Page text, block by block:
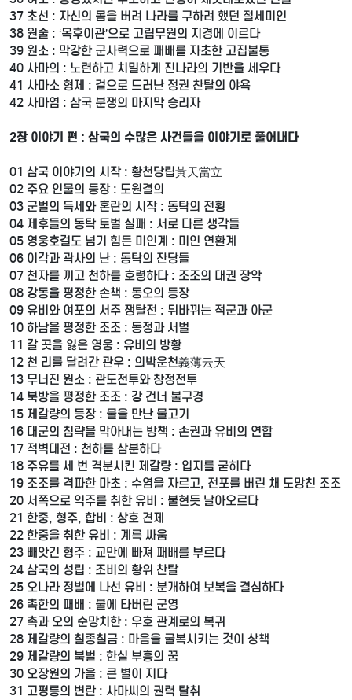
37 초선 : 자신의 몸을 버려 나라를 구하려 했던 절세미인
38 원술 : ‘목후이관’으로 고립무원의 지경에 이르다
39 원소 : 막강한 군사력으로 패배를 자초한 고집불통
40 사마의 : 노련하고 치밀하게 진나라의 기반을 세우다
41 사마소 형제 : 겉으로 드러난 정권 찬탈의 야욕
42 사마염 : 삼국 분쟁의 마지막 승리자
2장 이야기 편 : 삼국의 수많은 사건들을 이야기로 풀어내다
01 삼국 이야기의 시작 : 황천당립黃天當立
02 주요 인물의 등장 : 도원결의
03 군벌의 득세와 혼란의 시작 : 동탁의 전횡
04 제후들의 동탁 토벌 실패 : 서로 다른 생각들
05 영웅호걸도 넘기 힘든 미인계 : 미인 연환계
06 이각과 곽사의 난 : 동탁의 잔당들
07 천자를 끼고 천하를 호령하다 : 조조의 대권 장악
08 강동을 평정한 손책 : 동오의 등장
09 유비와 여포의 서주 쟁탈전 : 뒤바뀌는 적군과 아군
10 하남을 평정한 조조 : 동정과 서벌
11 갈 곳을 잃은 영웅 : 유비의 방황
12 천 리를 달려간 관우 : 의박운천義薄云天
13 무너진 원소 : 관도전투와 창정전투
14 북방을 평정한 조조 : 강 건너 불구경
15 제갈량의 등장 : 물을 만난 물고기
16 대군의 침략을 막아내는 방책 : 손권과 유비의 연합
17 적벽대전 : 천하를 삼분하다
18 주유를 세 번 격분시킨 제갈량 : 입지를 굳히다
19 조조를 격파한 마초 : 수염을 자르고, 전포를 버린 채 도망친 조조
20 서쪽으로 익주를 취한 유비 : 불현듯 날아오르다
21 한중, 형주, 합비 : 상호 견제
22 한중을 취한 유비 : 계륵 싸움
23 빼앗긴 형주 : 교만에 빠져 패배를 부르다
24 삼국의 성립 : 조비의 황위 찬탈
25 오나라 정벌에 나선 유비 : 분개하여 보복을 결심하다
26 촉한의 패배 : 불에 타버린 군영
27 촉과 오의 순망치한 : 우호 관계로의 복귀
28 제갈량의 칠종칠금 : 마음을 굴복시키는 것이 상책
29 제갈량의 북벌 : 한실 부흥의 꿈
30 오장원의 가을 : 큰 별이 지다
31 고평릉의 변란 : 사마씨의 권력 탈취